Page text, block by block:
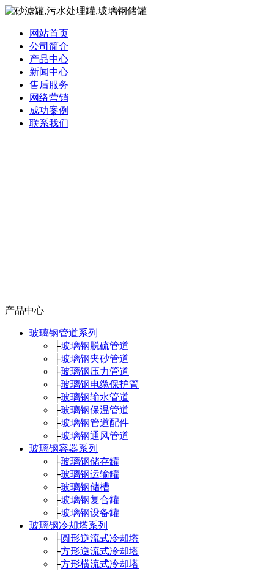
网站首页
公司简介
产品中心
新闻中心
售后服务
网络营销
成功案例
联系我们
产品中心
玻璃钢管道系列
├玻璃钢脱硫管道
├玻璃钢夹砂管道
├玻璃钢压力管道
├玻璃钢电缆保护管
├玻璃钢输水管道
├玻璃钢保温管道
├玻璃钢管道配件
├玻璃钢通风管道
玻璃钢容器系列
├玻璃钢储存罐
├玻璃钢运输罐
├玻璃钢储槽
├玻璃钢复合罐
├玻璃钢设备罐
玻璃钢冷却塔系列
├圆形逆流式冷却塔
├方形逆流式冷却塔
├方形横流式冷却塔